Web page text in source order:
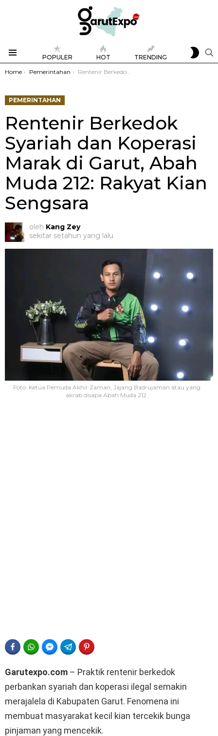
POPULER HOT TRENDING
SKIN
You are here:
Home Pemerintahan Rentenir Berkedok Syariah dan Koperasi Marak di Garut, Abah Muda 212: Rakyat Kian Sengsara
PEMERINTAHAN
Rentenir Berkedok
Syariah dan Koperasi
Marak di Garut, Abah
Muda 212: Rakyat Kian
Sengsara
oleh Kang Zey
sekitar setahun yang lalu
Foto: Ketua Pemuda Akhir Zaman, Jajang Badrujaman atau yang
akrab disapa Abah Muda 212.
FACEBOOKWHATSAPPFACEBOOK MESSENGER
TELEGRAM
Garutexpo.com – Praktik rentenir berkedok
perbankan syariah dan koperasi ilegal semakin
merajalela di Kabupaten Garut. Fenomena ini
membuat masyarakat kecil kian tercekik bunga
pinjaman yang mencekik.